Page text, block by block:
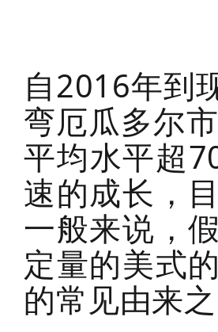
自2016年到
弯厄瓜多尔
平均水平超
速的成长，
一般来说，
定量的美式
的常见由来之